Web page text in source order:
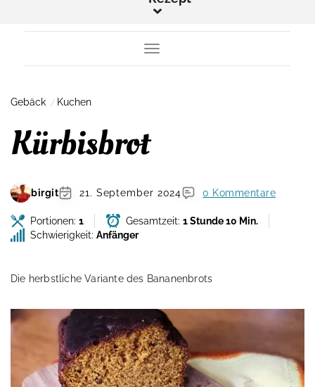
Toggle Navigation
Gebäck Kuchen
Kürbisbrot
birgit 21. September 2024 0 Kommentare
Portionen: 1 Gesamtzeit: 1 Stunde 10 Min.
Schwierigkeit: Anfänger
Die herbstliche Variante des Bananenbrots